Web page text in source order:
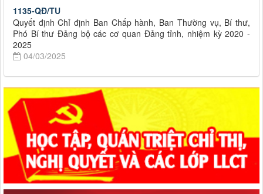
1135-QĐ/TU
Quyết định Chỉ định Ban Chấp hành, Ban Thường vụ, Bí thư,
Phó Bí thư Đảng bộ các cơ quan Đảng tỉnh, nhiệm kỳ 2020 -
2025
04/03/2025